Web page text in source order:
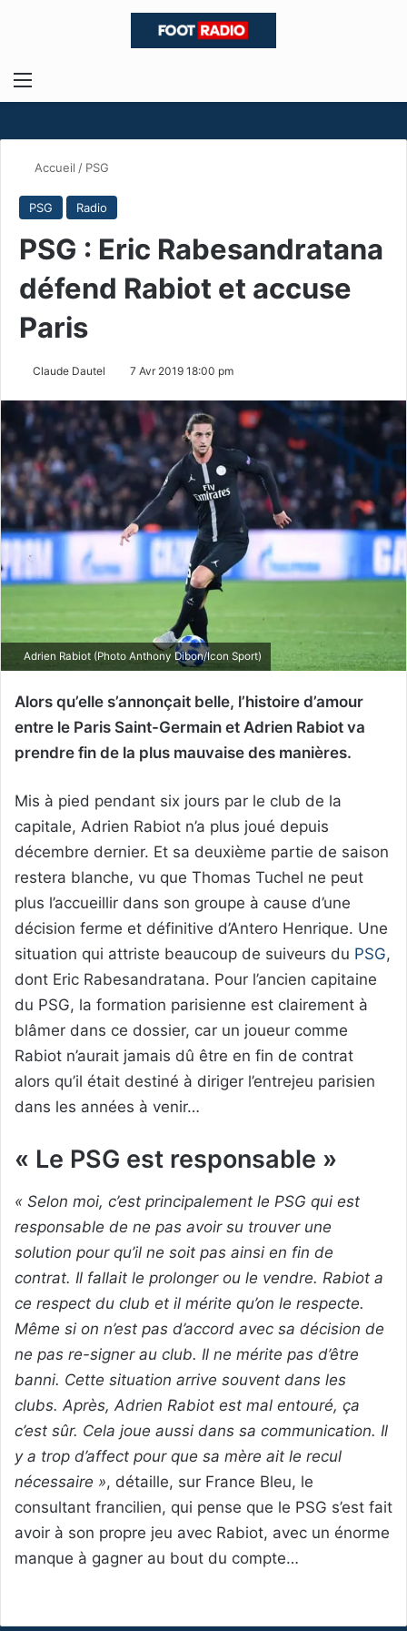
Menu
Accueil / PSG
PSG Radio
PSG : Eric Rabesandratana
défend Rabiot et accuse
Paris
Claude Dautel 7 Avr 2019 18:00 pm
Adrien Rabiot (Photo Anthony Dibon/Icon Sport)
Alors qu’elle s’annonçait belle, l’histoire d’amour
entre le Paris Saint-Germain et Adrien Rabiot va
prendre fin de la plus mauvaise des manières.
Mis à pied pendant six jours par le club de la
capitale, Adrien Rabiot n’a plus joué depuis
décembre dernier. Et sa deuxième partie de saison
restera blanche, vu que Thomas Tuchel ne peut
plus l’accueillir dans son groupe à cause d’une
décision ferme et définitive d’Antero Henrique. Une
situation qui attriste beaucoup de suiveurs du PSG,
dont Eric Rabesandratana. Pour l’ancien capitaine
du PSG, la formation parisienne est clairement à
blâmer dans ce dossier, car un joueur comme
Rabiot n’aurait jamais dû être en fin de contrat
alors qu’il était destiné à diriger l’entrejeu parisien
dans les années à venir…
« Le PSG est responsable »
« Selon moi, c’est principalement le PSG qui est
responsable de ne pas avoir su trouver une
solution pour qu’il ne soit pas ainsi en fin de
contrat. Il fallait le prolonger ou le vendre. Rabiot a
ce respect du club et il mérite qu’on le respecte.
Même si on n’est pas d’accord avec sa décision de
ne pas re-signer au club. Il ne mérite pas d’être
banni. Cette situation arrive souvent dans les
clubs. Après, Adrien Rabiot est mal entouré, ça
c’est sûr. Cela joue aussi dans sa communication. Il
y a trop d’affect pour que sa mère ait le recul
nécessaire », détaille, sur France Bleu, le
consultant francilien, qui pense que le PSG s’est fait
avoir à son propre jeu avec Rabiot, avec un énorme
manque à gagner au bout du compte…